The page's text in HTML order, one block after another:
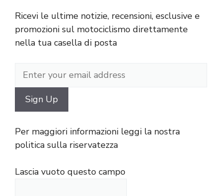
Ricevi le ultime notizie, recensioni, esclusive e
promozioni sul motociclismo direttamente
nella tua casella di posta
Per maggiori informazioni leggi la nostra
politica sulla riservatezza
Lascia vuoto questo campo